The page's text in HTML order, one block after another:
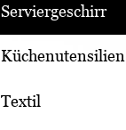
Serviergeschirr
Küchenutensilien
Textil